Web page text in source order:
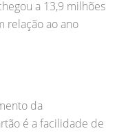
a 13,9 milhões
relação ao ano
da
é a facilidade de